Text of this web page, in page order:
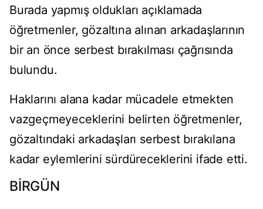
Burada yapmış oldukları açıklamada
öğretmenler, gözaltına alınan arkadaşlarının
bir an önce serbest bırakılması çağrısında
bulundu.
Haklarını alana kadar mücadele etmekten
vazgeçmeyeceklerini belirten öğretmenler,
gözaltındaki arkadaşları serbest bırakılana
kadar eylemlerini sürdüreceklerini ifade etti.
BİRGÜN